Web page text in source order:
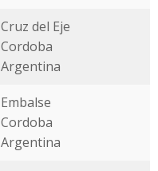
Cruz del Eje
Cordoba
Argentina
Embalse
Cordoba
Argentina